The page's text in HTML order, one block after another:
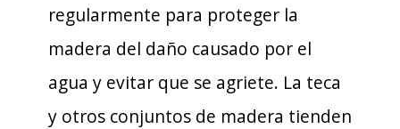
regularmente para proteger la
madera del daño causado por el
agua y evitar que se agriete. La teca
y otros conjuntos de madera tienden